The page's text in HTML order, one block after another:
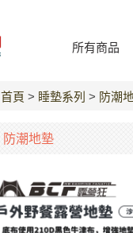
所有商品
首頁 > 睡墊系列 > 防潮
防潮地墊